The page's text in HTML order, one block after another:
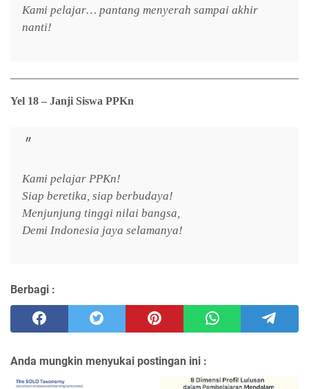
Kami pelajar… pantang menyerah sampai akhir
nanti!
Yel 18 – Janji Siswa PPKn
Kami pelajar PPKn!
Siap beretika, siap berbudaya!
Menjunjung tinggi nilai bangsa,
Demi Indonesia jaya selamanya!
Berbagi :
Anda mungkin menyukai postingan ini :